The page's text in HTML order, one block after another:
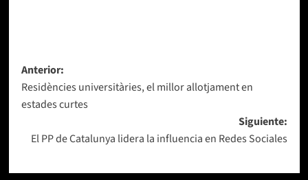
Navegación
de
entradas
Anterior:
Residències universitàries, el millor allotjament en
estades curtes
Siguiente:
El PP de Catalunya lidera la influencia en Redes Sociales